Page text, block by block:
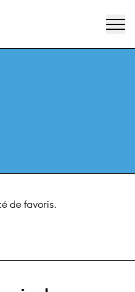
de favoris.